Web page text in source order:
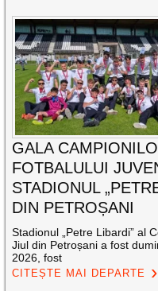
GALA
FOTBALULUI
STADIONUL
DIN PETROȘANI
Stadionul „Petre Libardi” al
Jiul din Petroșani a fost
2026, fost
CITEȘTE MAI DEPARTE